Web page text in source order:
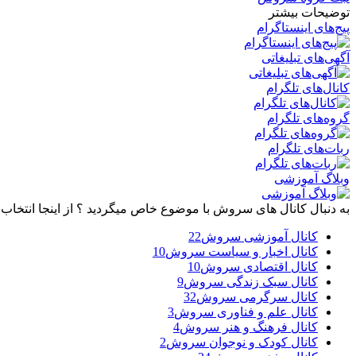
توضیحات بیشتر
پیج‌های اینستاگرام
آگهی‌های تبلیغاتی
کانال‌های تلگرام
گروه‌های تلگرام
ربات‌های تلگرام
وبلاگ آموزشی
به دنبال کانال های سروش با موضوع خاص میگردید ؟ از اینجا انتخاب
کانال آموزشی سروش22
کانال اخبار و سیاست سروش10
کانال اقتصادی سروش10
کانال سبک زندگی سروش9
کانال سرگرمی سروش32
کانال علم و فناوری سروش3
کانال فرهنگ و هنر سروش4
کانال کودک و نوجوان سروش2